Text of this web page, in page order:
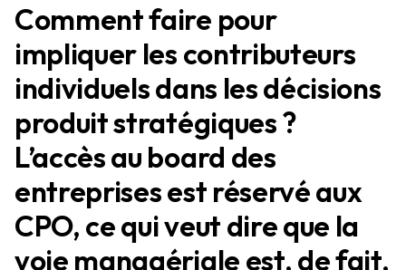
Comment faire pour
impliquer les contributeurs
individuels dans les décisions
produit stratégiques ?
L’accès au board des
entreprises est réservé aux
CPO, ce qui veut dire que la
voie managériale est, de fait,